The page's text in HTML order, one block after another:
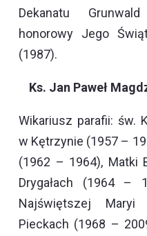
Dekanatu
honorowy Jego
(1987).
Ks. Jan Paweł
Wikariusz parafii: św.
w Kętrzynie (1957 –
(1962 – 1964), Matki
Drygałach (1964 –
Najświętszej
Pieckach (1968 –